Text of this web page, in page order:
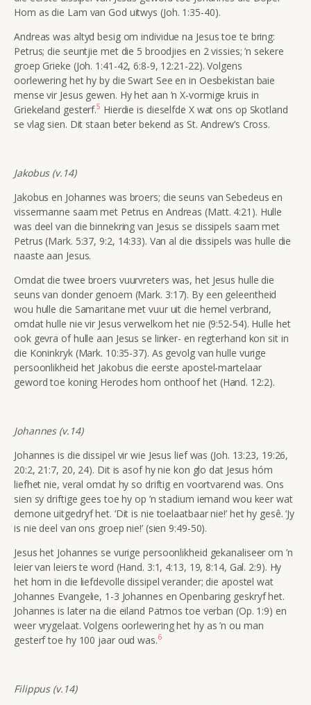
Hom as die Lam van God uitwys (Joh. 1:35-40).
Andreas was altyd besig om individue na Jesus toe te bring:
Petrus; die seuntjie met die 5 broodjies en 2 vissies; ’n sekere
groep Grieke (Joh. 1:41-42, 6:8-9, 12:21-22). Volgens
oorlewering het hy by die Swart See en in Oesbekistan baie
mense vir Jesus gewen. Hy het aan ’n X-vormige kruis in
Griekeland gesterf.5 Hierdie is dieselfde X wat ons op Skotland
se vlag sien. Dit staan beter bekend as St. Andrew’s Cross.
Jakobus (v.14)
Jakobus en Johannes was broers; die seuns van Sebedeus en
vissermanne saam met Petrus en Andreas (Matt. 4:21). Hulle
was deel van die binnekring van Jesus se dissipels saam met
Petrus (Mark. 5:37, 9:2, 14:33). Van al die dissipels was hulle die
naaste aan Jesus.
Omdat die twee broers vuurvreters was, het Jesus hulle die
seuns van donder genoem (Mark. 3:17). By een geleentheid
wou hulle die Samaritane met vuur uit die hemel verbrand,
omdat hulle nie vir Jesus verwelkom het nie (9:52-54). Hulle het
ook gevra of hulle aan Jesus se linker- en regterhand kon sit in
die Koninkryk (Mark. 10:35-37). As gevolg van hulle vurige
persoonlikheid het Jakobus die eerste apostel-martelaar
geword toe koning Herodes hom onthoof het (Hand. 12:2).
Johannes (v.14)
Johannes is die dissipel vir wie Jesus lief was (Joh. 13:23, 19:26,
20:2, 21:7, 20, 24). Dit is asof hy nie kon glo dat Jesus hóm
liefhet nie, veral omdat hy so driftig en voortvarend was. Ons
sien sy driftige gees toe hy op ’n stadium iemand wou keer wat
demone uitgedryf het. ‘Dit is nie toelaatbaar nie!’ het hy gesê. ‘Jy
is nie deel van ons groep nie!’ (sien 9:49-50).
Jesus het Johannes se vurige persoonlikheid gekanaliseer om ’n
leier van leiers te word (Hand. 3:1, 4:13, 19, 8:14, Gal. 2:9). Hy
het hom in die liefdevolle dissipel verander; die apostel wat
Johannes Evangelie, 1-3 Johannes en Openbaring geskryf het.
Johannes is later na die eiland Patmos toe verban (Op. 1:9) en
weer vrygelaat. Volgens oorlewering het hy as ’n ou man
gesterf toe hy 100 jaar oud was.6
Filippus (v.14)